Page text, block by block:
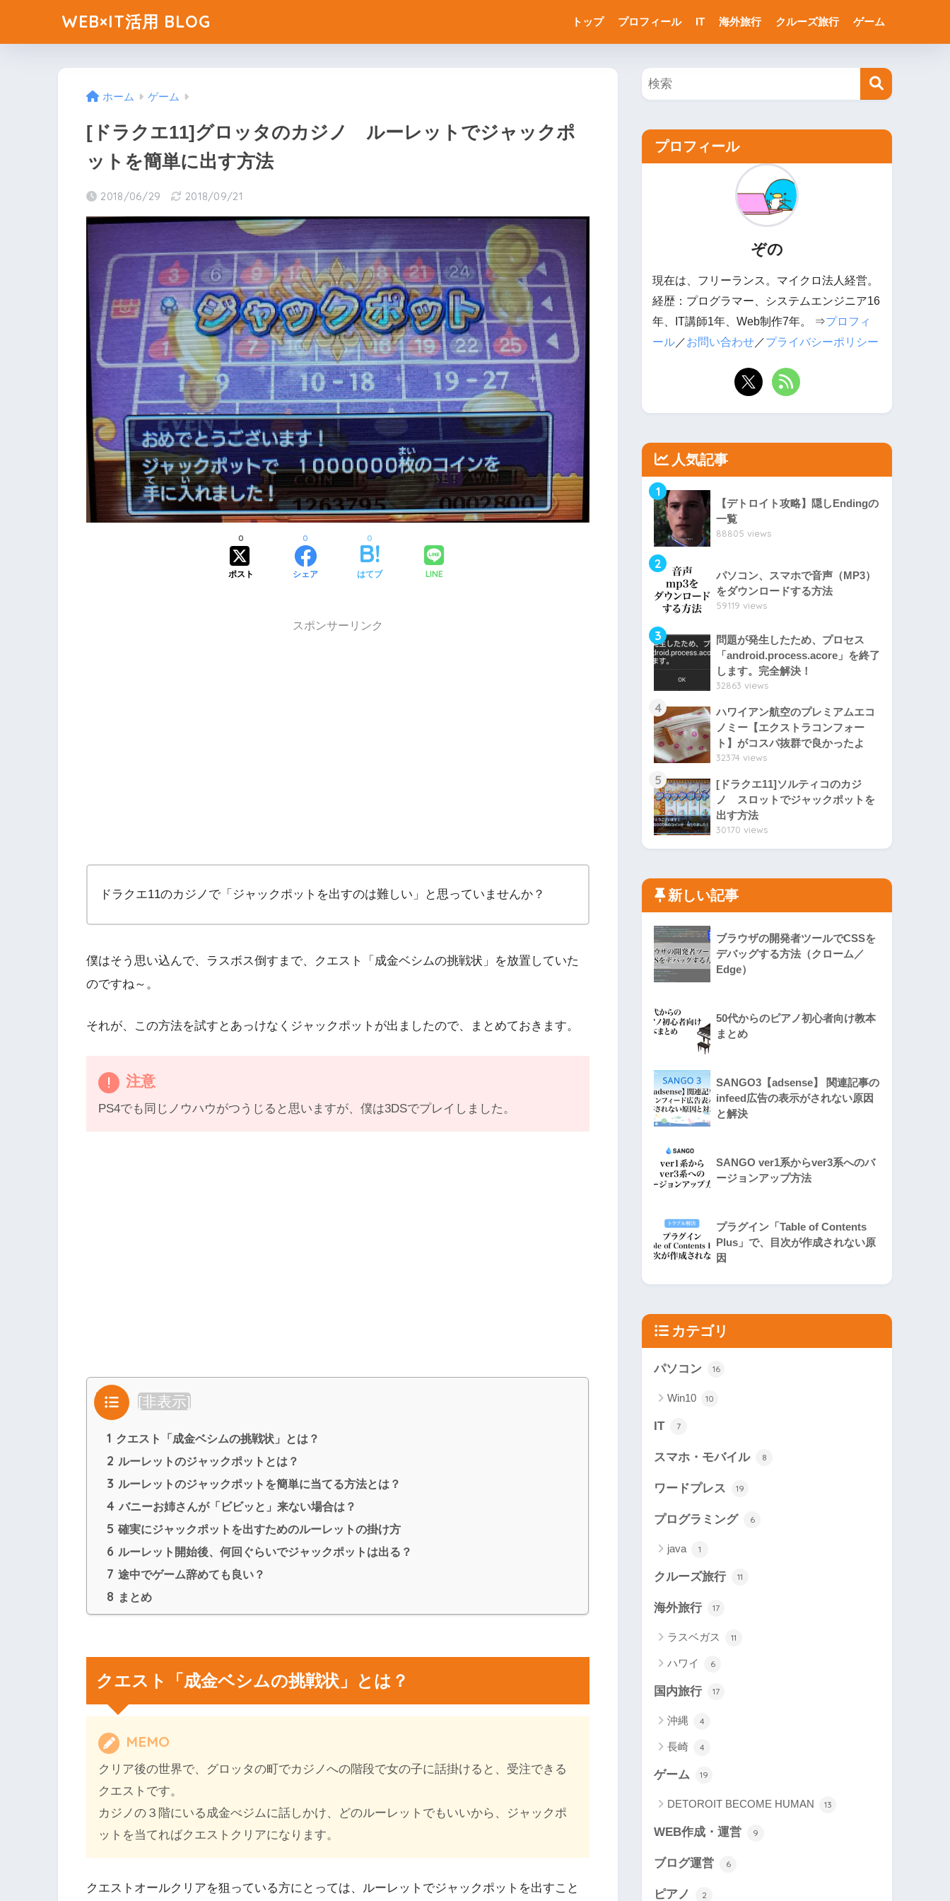
WEB×IT活用 BLOG トップ プロフィール IT 海外旅行 クルーズ旅行 ゲーム
ホーム ゲーム
[ドラクエ11]グロッタのカジノ ルーレットでジャックポ
ットを簡単に出す方法
2018/06/29 2018/09/21
ポスト
0
シェア
0
はてブ
0
LINE
スポンサーリンク
ドラクエ11のカジノで「ジャックポットを出すのは難しい」と思っていませんか？
僕はそう思い込んで、ラスボス倒すまで、クエスト「成金ベシムの挑戦状」を放置していた
のですね～。
それが、この方法を試すとあっけなくジャックポットが出ましたので、まとめておきます。
注意
PS4でも同じノウハウがつうじると思いますが、僕は3DSでプレイしました。
目次 [非表示]
1 クエスト「成金ベシムの挑戦状」とは？
2 ルーレットのジャックポットとは？
3 ルーレットのジャックポットを簡単に当てる方法とは？
4 バニーお姉さんが「ビビッと」来ない場合は？
5 確実にジャックポットを出すためのルーレットの掛け方
6 ルーレット開始後、何回ぐらいでジャックポットは出る？
7 途中でゲーム辞めても良い？
8 まとめ
クエスト「成金ベシムの挑戦状」とは？
MEMO
クリア後の世界で、グロッタの町でカジノへの階段で女の子に話掛けると、受注できる
クエストです。
カジノの３階にいる成金べジムに話しかけ、どのルーレットでもいいから、ジャックポ
ットを当てればクエストクリアになります。
クエストオールクリアを狙っている方にとっては、ルーレットでジャックポットを出すこと
プロフィール
ぞの
現在は、フリーランス。マイクロ法人経営。
経歴：プログラマー、システムエンジニア16
年、IT講師1年、Web制作7年。 ⇒プロフィ
ール ／お問い合わせ ／プライバシーポリシー
人気記事
1
【デトロイト攻略】隠しEndingの
一覧
88805 views
2
パソコン、スマホで音声（MP3）
をダウンロードする方法
59119 views
3
問題が発生したため、プロセス
「android.process.acore」を終了
します。完全解決！
32863 views
4
ハワイアン航空のプレミアムエコ
ノミー【エクストラコンフォー
ト】がコスパ抜群で良かったよ
32374 views
5
[ドラクエ11]ソルティコのカジ
ノ スロットでジャックポットを
出す方法
30170 views
新しい記事
ブラウザの開発者ツールでCSSを
デバッグする方法（クローム／
Edge）
50代からのピアノ初心者向け教本
まとめ
SANGO3【adsense】 関連記事の
infeed広告の表示がされない原因
と解決
SANGO ver1系からver3系へのバ
ージョンアップ方法
プラグイン「Table of Contents
Plus」で、目次が作成されない原
因
カテゴリ
パソコン 16
Win10 10
IT 7
スマホ・モバイル 8
ワードプレス 19
プログラミング 6
java 1
クルーズ旅行 11
海外旅行 17
ラスベガス 11
ハワイ 6
国内旅行 17
沖縄 4
長崎 4
ゲーム 19
DETOROIT BECOME HUMAN 13
WEB作成・運営 9
ブログ運営 6
ピアノ 2